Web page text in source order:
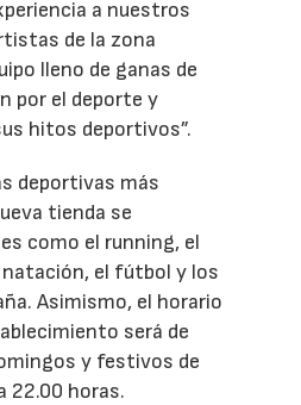
a nuestros
de la zona
lleno de ganas de
por el deporte y
hitos deportivos”.
deportivas más
tienda se
como el running, el
el fútbol y los
Asimismo, el horario
será de
y festivos de
22.00 horas.